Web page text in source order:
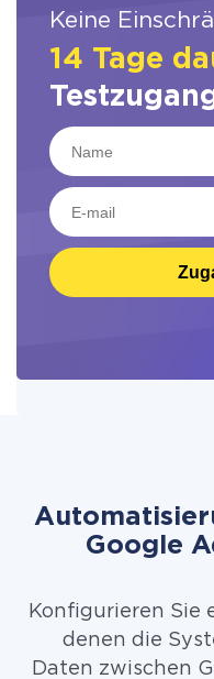
Keine
14 Tage
Google
Konfigurieren Sie
denen die
Daten zwischen